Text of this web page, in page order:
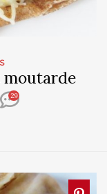
moutarde
29